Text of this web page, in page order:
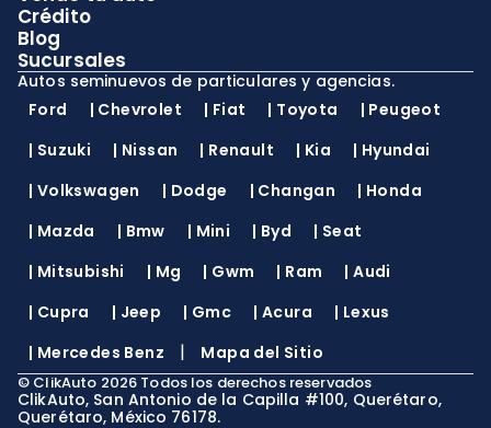
Crédito
Blog
Sucursales
Autos seminuevos de particulares y agencias.
Ford
| Chevrolet | Fiat | Toyota | Peugeot
| Suzuki | Nissan | Renault | Kia | Hyundai
| Volkswagen | Dodge | Changan | Honda
| Mazda | Bmw | Mini | Byd | Seat
| Mitsubishi | Mg | Gwm | Ram |Audi
| Cupra | Jeep | Gmc |Acura | Lexus
| Mercedes Benz | Mapa del Sitio
© ClikAuto 2026 Todos los derechos reservados
ClikAuto, San Antonio de la Capilla #100, Querétaro,
Querétaro, México 76178.